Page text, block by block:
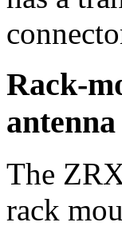
Rack-
antenna
The
rack